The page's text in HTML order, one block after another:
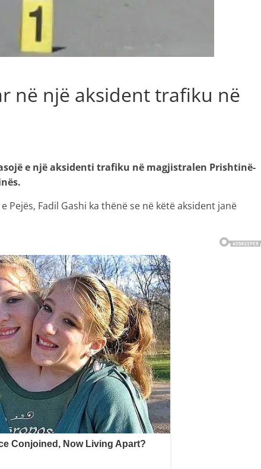
në një aksident trafiku në
e një aksidenti trafiku në magjistralen Prishtinë-
Pejës, Fadil Gashi ka thënë se në këtë aksident janë